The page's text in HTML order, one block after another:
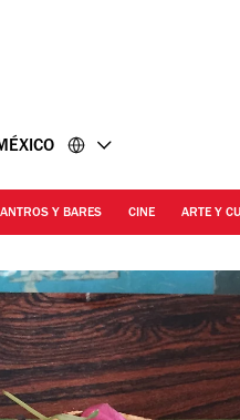
ANTROS Y BARES CINE ARTE Y